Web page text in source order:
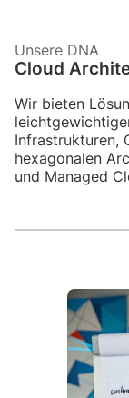
Unsere DNA
Cloud
Wir bieten
Infrastrukturen,
hexagonalen
und Managed